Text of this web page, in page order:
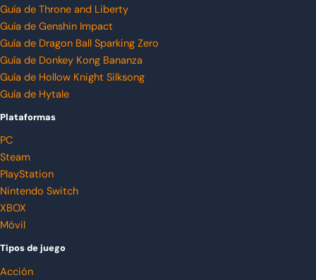
Guía de Throne and Liberty
Guía de Genshin Impact
Guía de Dragon Ball Sparking Zero
Guía de Donkey Kong Bananza
Guía de Hollow Knight Silksong
Guía de Hytale
Plataformas
PC
Steam
PlayStation
Nintendo Switch
XBOX
Móvil
Tipos de juego
Acción